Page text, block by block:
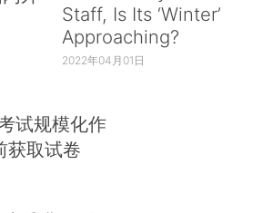
Staff, Is Its ‘Winter’
Approaching?
2022年04月01日
试规模化作
获取试卷